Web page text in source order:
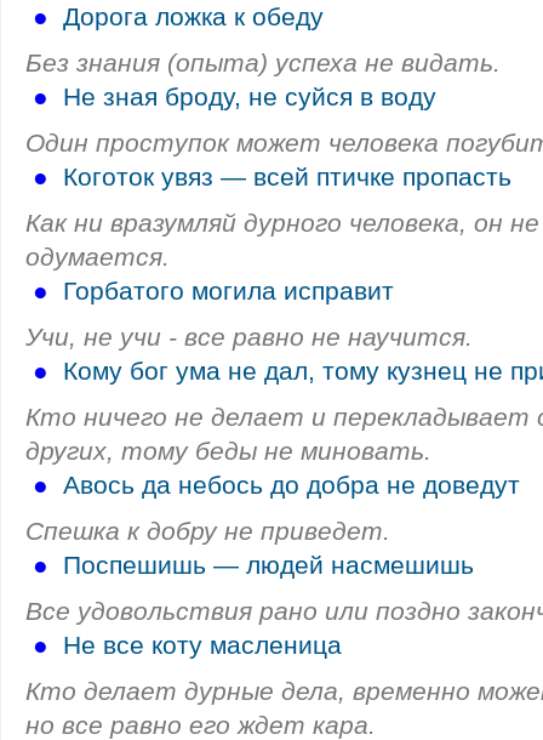
●
Дорога ложка к обеду
Без знания (опыта) успеха не видать.
●
Не зная броду, не суйся в воду
Один проступок может человека
●
Коготок увяз — всей птичке пропасть
Как ни вразумляй дурного человека, он
одумается.
●
Горбатого могила исправит
Учи, не учи - все равно не научится.
●
Кому бог ума не дал, тому кузнец не
Кто ничего не делает и
других, тому беды не миновать.
●
Авось да небось до добра не доведут
Спешка к добру не приведет.
●
Поспешишь — людей насмешишь
Все удовольствия рано или поздно
●
Не все коту масленица
Кто делает дурные дела, временно
но все равно его ждет кара.